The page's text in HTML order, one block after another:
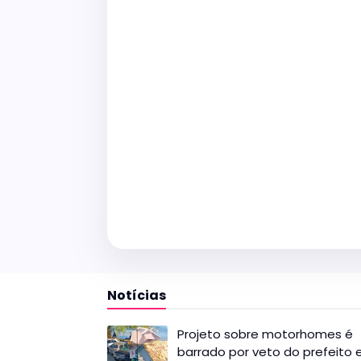
Notícias
Projeto sobre motorhomes é
barrado por veto do prefeito